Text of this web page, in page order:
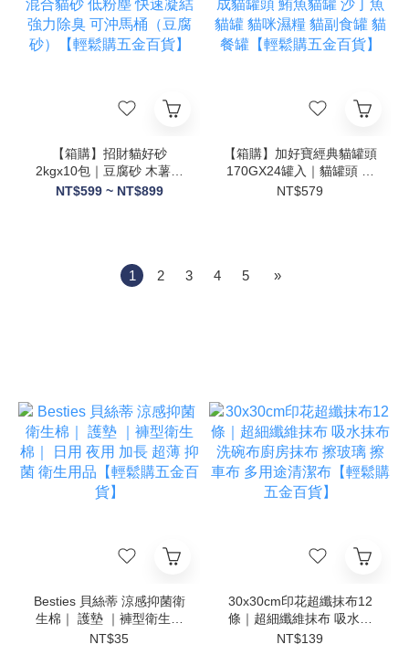
【箱購】招財貓好砂
2kgx10包｜豆腐砂 木薯砂
混合貓砂 低粉塵 快速凝結
NT$599 ~ NT$899
【箱購】加好寶經典貓罐頭
170GX24罐入｜貓罐頭 成
貓罐頭 鮪魚貓罐 沙丁魚貓
NT$579
1 2 3 4 5 »
Besties 貝絲蒂 涼感抑菌衛
生棉｜ 護墊 ｜褲型衛生棉
｜ 日用 夜用 加長 超薄 抑
NT$35
30x30cm印花超纖抹布12
條｜超細纖維抹布 吸水抹
布 洗碗布廚房抹布 擦玻璃
NT$139